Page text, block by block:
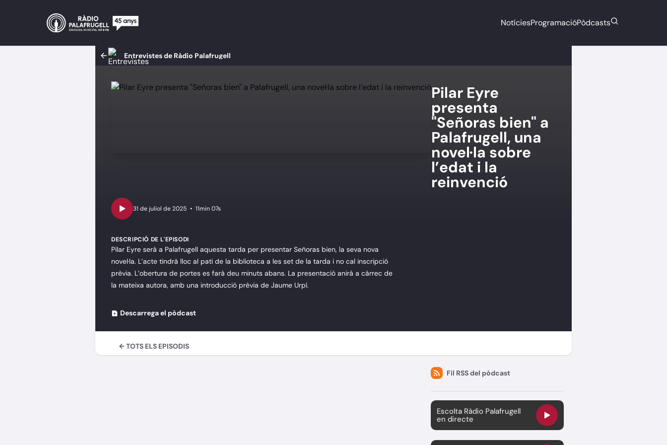
NotíciesProgramacióPòdcasts
Entrevistes de Ràdio Palafrugell
Pilar Eyre
presenta
"Señoras bien" a
Palafrugell, una
novel·la sobre
l’edat i la
reinvenció
• 11min 07s
DESCRIPCIÓ DE L'EPISODI
Pilar Eyre serà a Palafrugell aquesta tarda per presentar Señoras bien, la seva nova
novel·la. L’acte tindrà lloc al pati de la biblioteca a les set de la tarda i no cal inscripció
prèvia. L’obertura de portes es farà deu minuts abans. La presentació anirà a càrrec de
la mateixa autora, amb una introducció prèvia de Jaume Urpí.
Descarrega el pòdcast
← TOTS ELS EPISODIS
Fil RSS del pòdcast
Escolta Ràdio Palafrugell
en directe